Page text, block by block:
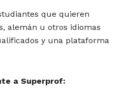
que quieren
alemán u otros idiomas
y una plataforma
a Superprof: